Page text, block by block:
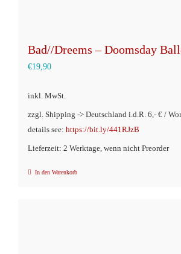
Bad//Dreems – Doomsday
€19,90
inkl. MwSt.
zzgl. Shipping -> Deutschland i.d.R. 6,- € /
details see: https://bit.ly/441RJzB
Lieferzeit: 2 Werktage, wenn nicht Preorder
In den Warenkorb